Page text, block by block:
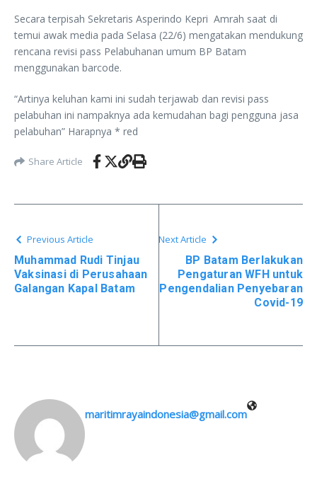
Secara terpisah Sekretaris Asperindo Kepri Amrah saat di
temui awak media pada Selasa (22/6) mengatakan mendukung
rencana revisi pass Pelabuhanan umum BP Batam
menggunakan barcode.
“Artinya keluhan kami ini sudah terjawab dan revisi pass
pelabuhan ini nampaknya ada kemudahan bagi pengguna jasa
pelabuhan” Harapnya * red
Share Article
Previous Article
Muhammad Rudi Tinjau
Vaksinasi di Perusahaan
Galangan Kapal Batam
Next Article
BP Batam Berlakukan
Pengaturan WFH untuk
Pengendalian Penyebaran
Covid-19
maritimrayaindonesia@gmail.com